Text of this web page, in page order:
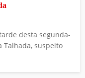
desta segunda-
Talhada, suspeito